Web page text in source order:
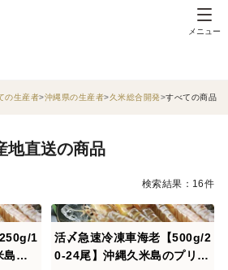
メニュー
の生産者 沖縄県の生産者 久米総合開発 すべての商品
地直送の商品
検索結果：16件
1
島の
活〆急速冷凍車海老【500g/2
0-24尾】沖縄久米島のプリっ